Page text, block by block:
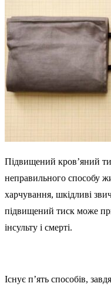
Підвищений кров’яний
неправильного способу
харчування, шкідливі
підвищений тиск може
інсульту і смерті.
Існує п’ять способів,